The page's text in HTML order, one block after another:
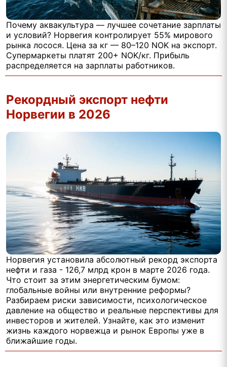
Почему аквакультура — лучшее сочетание зарплаты
и условий? Норвегия контролирует 55% мирового
рынка лосося. Цена за кг — 80–120 NOK на экспорт.
Супермаркеты платят 200+ NOK/кг. Прибыль
распределяется на зарплаты работников.
Рекордный экспорт нефти
Норвегии в 2026
Норвегия установила абсолютный рекорд экспорта
нефти и газа - 126,7 млрд крон в марте 2026 года.
Что стоит за этим энергетическим бумом:
глобальные войны или внутренние реформы?
Разбираем риски зависимости, психологическое
давление на общество и реальные перспективы для
инвесторов и жителей. Узнайте, как это изменит
жизнь каждого норвежца и рынок Европы уже в
ближайшие годы.